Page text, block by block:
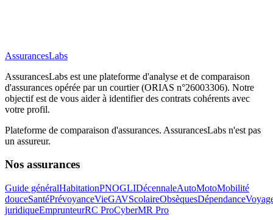
AssurancesLabs
AssurancesLabs est une plateforme d'analyse et de comparaison
d'assurances opérée par un courtier (ORIAS n°26003306). Notre
objectif est de vous aider à identifier des contrats cohérents avec
votre profil.
Plateforme de comparaison d'assurances. AssurancesLabs n'est pas
un assureur.
Nos assurances
Guide généralHabitationPNOGLIDécennaleAutoMotoMobilité
douceSantéPrévoyanceVieGAVScolaireObsèquesDépendance
juridiqueEmprunteurRC ProCyberMR Pro